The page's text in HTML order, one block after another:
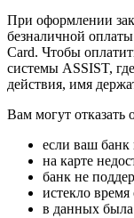
При оформлении
безналичной
Card. Чтобы
системы ASSIST,
действия, имя
Вам могут отказать
если ваш банк
на карте
банк не
истекло
в данных